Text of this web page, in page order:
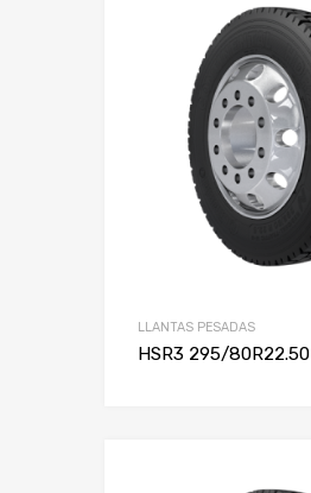
LLANTAS PESADAS
HSR3 295/80R22.50